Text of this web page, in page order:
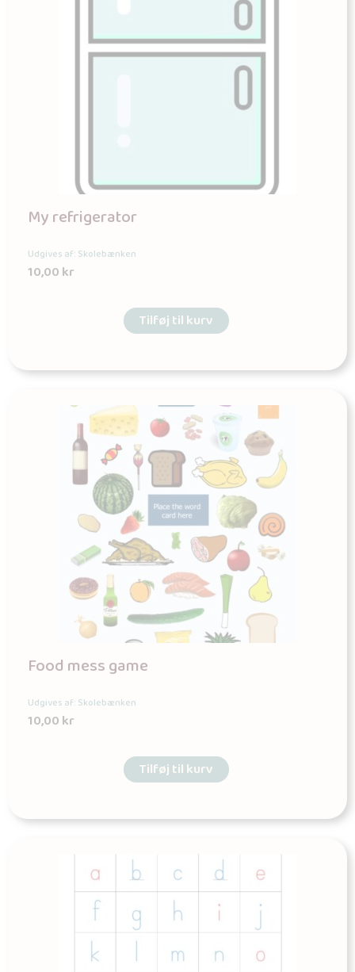
My refrigerator
Udgives af: Skolebænken
10,00kr
Tilføj til kurv
Food mess game
Udgives af: Skolebænken
10,00kr
Tilføj til kurv